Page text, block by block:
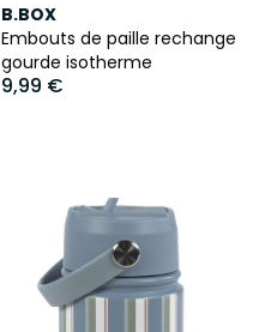
B.BOX
Embouts de paille rechange
gourde isotherme
9,99 €